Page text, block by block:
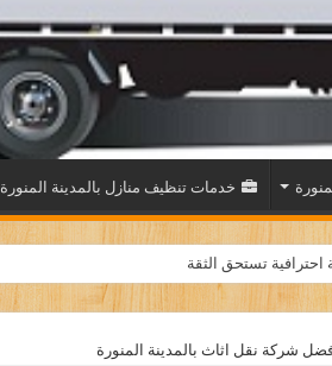
خدمات تنظيف منازل بالمدينة المنورة
تستحق الثقة
شركة نقل اثاث بالمدينة المنورة